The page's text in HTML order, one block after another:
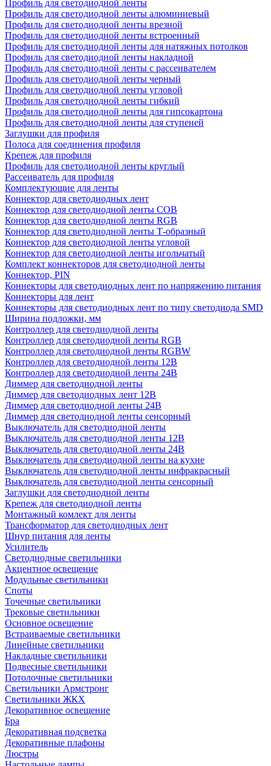
Профиль для светодиодной ленты
Профиль для светодиодной ленты алюминиевый
Профиль для светодиодной ленты врезной
Профиль для светодиодной ленты встроенный
Профиль для светодиодной ленты для натяжных потолков
Профиль для светодиодной ленты накладной
Профиль для светодиодной ленты с рассеивателем
Профиль для светодиодной ленты черный
Профиль для светодиодной ленты угловой
Профиль для светодиодной ленты гибкий
Профиль для светодиодной ленты для гипсокартона
Профиль для светодиодной ленты для ступеней
Заглушки для профиля
Полоса для соединения профиля
Крепеж для профиля
Профиль для светодиодной ленты круглый
Рассеиватель для профиля
Комплектующие для ленты
Коннектор для светодиодных лент
Коннектор для светодиодной ленты COB
Коннектор для светодиодной ленты RGB
Коннектор для светодиодной ленты Т-образный
Коннектор для светодиодной ленты угловой
Коннектор для светодиодной ленты игольчатый
Комплект коннекторов для светодиодной ленты
Коннектор, PIN
Коннекторы для светодиодных лент по напряжению питания
Коннекторы для лент
Коннекторы для светодиодных лент по типу светодиода SMD
Ширина подложки, мм
Контроллер для светодиодной ленты
Контроллер для светодиодной ленты RGB
Контроллер для светодиодной ленты RGBW
Контроллер для светодиодной ленты 12В
Контроллер для светодиодной ленты 24В
Диммер для светодиодной ленты
Диммер для светодиодных лент 12В
Диммер для светодиодной ленты 24В
Диммер для светодиодной ленты сенсорный
Выключатель для светодиодной ленты
Выключатель для светодиодной ленты 12В
Выключатель для светодиодной ленты 24В
Выключатель для светодиодной ленты на кухне
Выключатель для светодиодной ленты инфракрасный
Выключатель для светодиодной ленты сенсорный
Заглушки для светодиодной ленты
Крепеж для светодиодной ленты
Монтажный комлект для ленты
Трансформатор для светодиодных лент
Шнур питания для ленты
Усилитель
Светодиодные светильники
Акцентное освещение
Модульные светильники
Споты
Точечные светильники
Трековые светильники
Основное освещение
Встраиваемые светильники
Линейные светильники
Накладные светильники
Подвесные светильники
Потолочные светильники
Светильники Армстронг
Светильники ЖКХ
Декоративное освещение
Бра
Декоративная подсветка
Декоративные плафоны
Люстры